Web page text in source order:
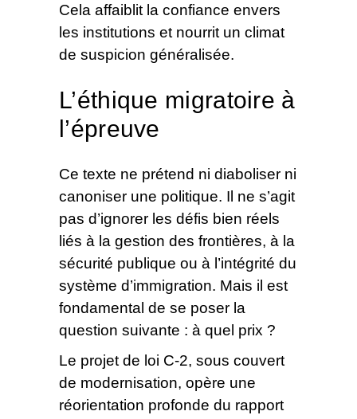
Cela affaiblit la confiance envers
les institutions et nourrit un climat
de suspicion généralisée.
L’éthique migratoire à
l’épreuve
Ce texte ne prétend ni diaboliser ni
canoniser une politique. Il ne s’agit
pas d’ignorer les défis bien réels
liés à la gestion des frontières, à la
sécurité publique ou à l’intégrité du
système d’immigration. Mais il est
fondamental de se poser la
question suivante : à quel prix ?
Le projet de loi C-2, sous couvert
de modernisation, opère une
réorientation profonde du rapport